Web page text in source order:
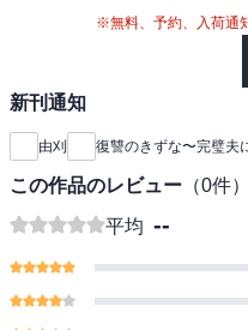
※無料、予約、入荷通
新刊通知
由刈 復讐のきずな〜完璧夫
この作品のレビュー （0件）
平均 --